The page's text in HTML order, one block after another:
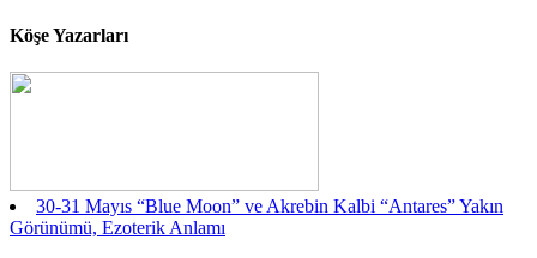
Köşe Yazarları
30-31 Mayıs “Blue Moon” ve Akrebin Kalbi “Antares” Yakın
Görünümü, Ezoterik Anlamı